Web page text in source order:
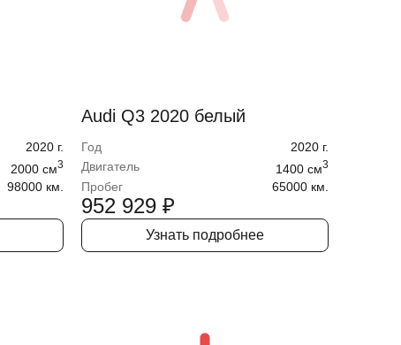
2020 г.
2000 cм3
98000 км.
Audi Q3 2020 белый
Год 2020 г.
Двигатель
1400 cм3
Пробег 65000 км.
952 929 ₽
Узнать подробнее